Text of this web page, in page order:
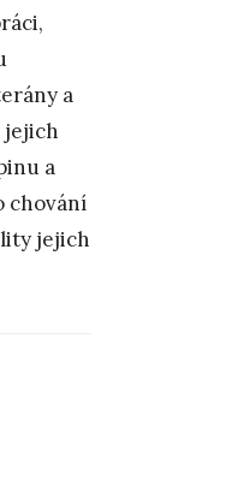
a
jejich
a
chování
jejich